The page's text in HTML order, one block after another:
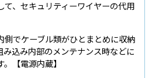
て、セキュリティーワイヤーの代用
側でケーブル類がひとまとめに収納
み込み内部のメンテナンス時などに
【電源内蔵】